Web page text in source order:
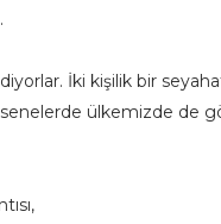
İki kişilik bir
senelerde ülkemizde de